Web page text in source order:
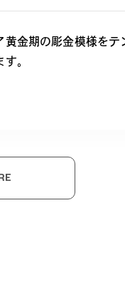
黄金期の彫金模様を
。